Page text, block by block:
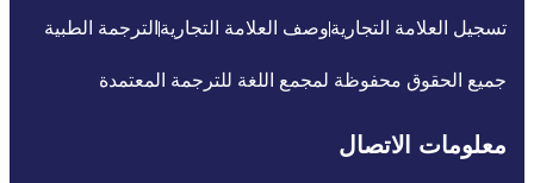
تسجيل العلامة التجاريةوصف العلامة التجارية الترجمة الطبية
جميع الحقوق محفوظة لمجمع اللغة للترجمة المعتمدة
معلومات الاتصال